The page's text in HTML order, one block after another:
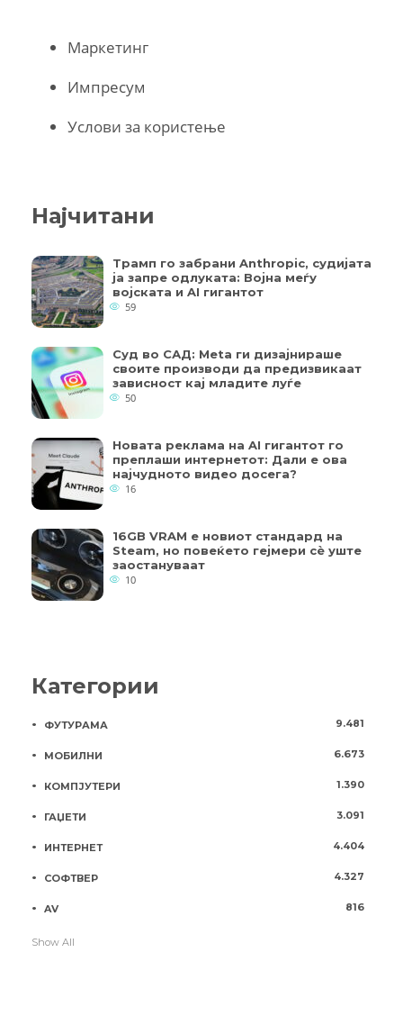
Маркетинг
Импресум
Услови за користење
Најчитани
Трамп го забрани Anthropic, судијата
ја запре одлуката: Војна меѓу
војската и AI гигантот
59
Суд во САД: Meta ги дизајнираше
своите производи да предизвикаат
зависност кај младите луѓе
50
Новата реклама на AI гигантот го
преплаши интернетот: Дали е ова
најчудното видео досега?
16
16GB VRAM е новиот стандард на
Steam, но повеќето гејмери ​​сè уште
заостануваат
10
Категории
ФУТУРАМА 9.481
МОБИЛНИ 6.673
КОМПЈУТЕРИ 1.390
ГАЏЕТИ 3.091
ИНТЕРНЕТ 4.404
СОФТВЕР 4.327
AV 816
Show All